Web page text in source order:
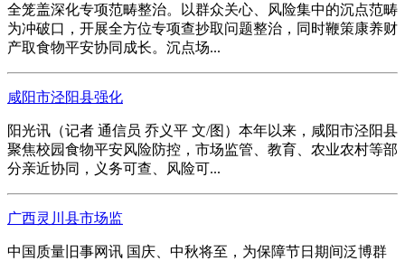
全笼盖深化专项范畴整治。以群众关心、风险集中的沉点范畴
为冲破口，开展全方位专项查抄取问题整治，同时鞭策康养财
产取食物平安协同成长。沉点场...
咸阳市泾阳县强化
阳光讯（记者 通信员 乔义平 文/图）本年以来，咸阳市泾阳县
聚焦校园食物平安风险防控，市场监管、教育、农业农村等部
分亲近协同，义务可查、风险可...
广西灵川县市场监
中国质量旧事网讯 国庆、中秋将至，为保障节日期间泛博群